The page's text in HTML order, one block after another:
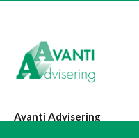
Avanti Advisering